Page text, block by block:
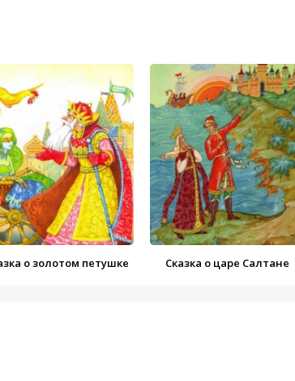
о золотом петушке Сказка о царе Салтане